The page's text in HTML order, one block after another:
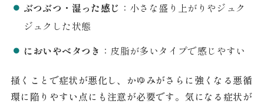
ぶつぶつ・湿った感じ ：小さな盛り上がりやジュク
ジュクした状態
においやベタつき ：皮脂が多いタイプで感じやすい
掻くことで症状が悪化し、かゆみがさらに強くなる悪循
環に陥りやすい点にも注意が必要です。気になる症状が